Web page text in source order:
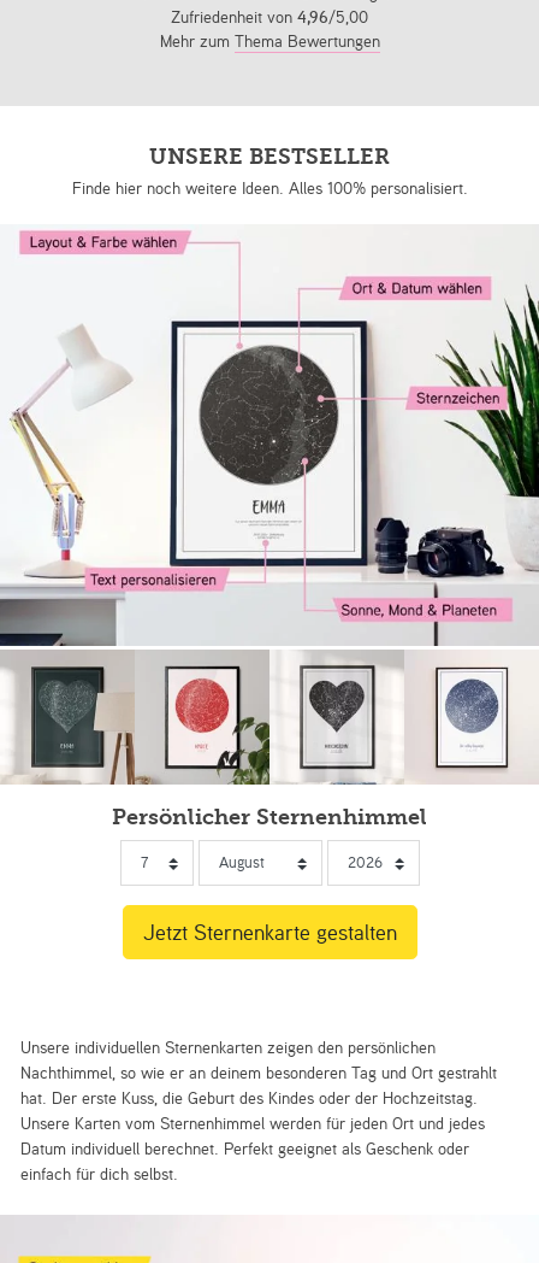
Zufriedenheit von 4,96/5,00
Mehr zum Thema Bewertungen
UNSERE BESTSELLER
Finde hier noch weitere Ideen. Alles 100% personalisiert.
Persönlicher Sternenhimmel
Unsere individuellen Sternenkarten zeigen den persönlichen
Nachthimmel, so wie er an deinem besonderen Tag und Ort gestrahlt
hat. Der erste Kuss, die Geburt des Kindes oder der Hochzeitstag.
Unsere Karten vom Sternenhimmel werden für jeden Ort und jedes
Datum individuell berechnet. Perfekt geeignet als Geschenk oder
einfach für dich selbst.